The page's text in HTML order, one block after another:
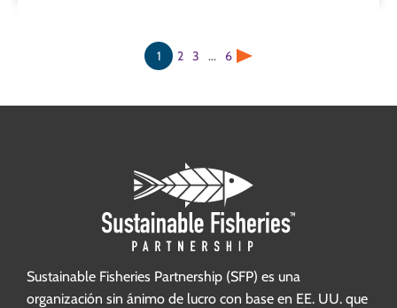
1 2 3 ... 6
Sustainable Fisheries Partnership (SFP) es una
organización sin ánimo de lucro con base en EE. UU. que